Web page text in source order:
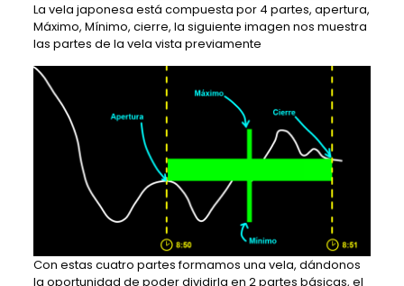
La vela japonesa está compuesta por 4 partes, apertura,
Máximo, Mínimo, cierre, la siguiente imagen nos muestra
las partes de la vela vista previamente
Con estas cuatro partes formamos una vela, dándonos
la oportunidad de poder dividirla en 2 partes básicas, el